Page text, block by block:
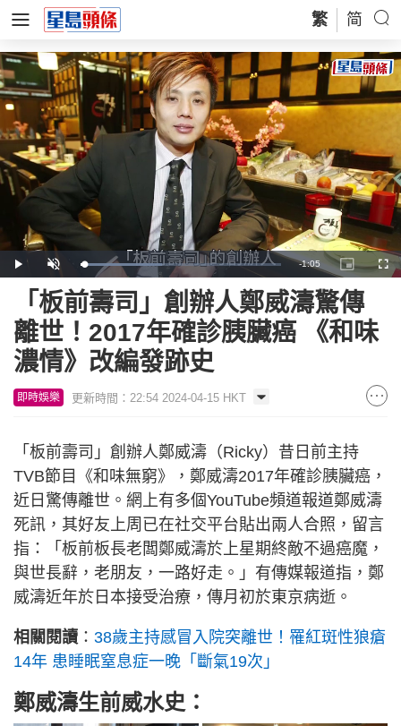
繁 简
Play Unmute Loaded:
40.58%
Remaining
Time
-1:05
Picture-
in-
「板前壽司」創辦人鄭威濤驚傳
離世！2017年確診胰臟癌 《和味
濃情》改編發跡史
即時娛樂 更新時間：22:54 2024-04-15 HKT
「板前壽司」創辦人鄭威濤（Ricky）昔日前主持
TVB節目《和味無窮》，鄭威濤2017年確診胰臟癌，
近日驚傳離世。網上有多個YouTube頻道報道鄭威濤
死訊，其好友上周已在社交平台貼出兩人合照，留言
指：「板前板長老闆鄭威濤於上星期終敵不過癌魔，
與世長辭，老朋友，一路好走。」有傳媒報道指，鄭
威濤近年於日本接受治療，傳月初於東京病逝。
相關閱讀 ： 38歲主持感冒入院突離世！罹紅斑性狼瘡
14年 患睡眠窒息症一晚「斷氣19次」
鄭威濤生前威水史：